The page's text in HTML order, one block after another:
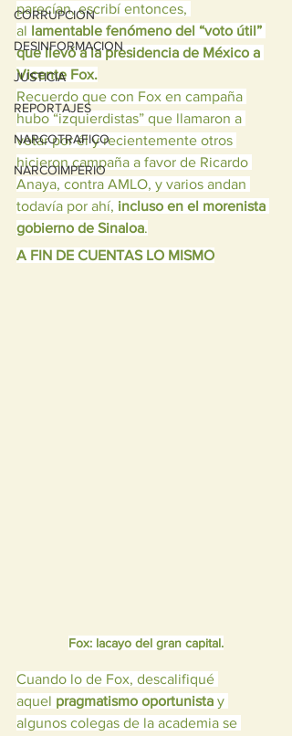
CORRUPCION
DESINFORMACION
JUSTICIA
REPORTAJES
NARCOTRAFICO
NARCOIMPERIO
parecían, escribí entonces,
al lamentable fenómeno del “voto útil”
que llevó a la presidencia de México a
Vicente Fox.
Recuerdo que con Fox en campaña
hubo “izquierdistas” que llamaron a
votar por él y recientemente otros
hicieron campaña a favor de Ricardo
Anaya, contra AMLO, y varios andan
todavía por ahí, incluso en el morenista
gobierno de Sinaloa.
A FIN DE CUENTAS LO MISMO
Fox: lacayo del gran capital.
Cuando lo de Fox, descalifiqué
aquel pragmatismo oportunista y
algunos colegas de la academia se